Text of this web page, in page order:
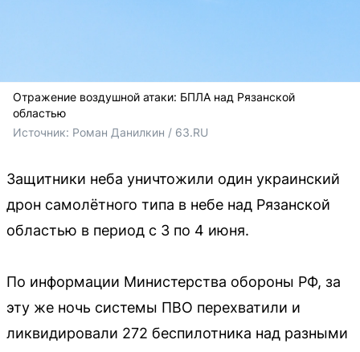
Отражение воздушной атаки: БПЛА над Рязанской
областью
Источник: Роман Данилкин / 63.RU
Защитники неба уничтожили один украинский
дрон самолётного типа в небе над Рязанской
областью в период с 3 по 4 июня.
По информации Министерства обороны РФ, за
эту же ночь системы ПВО перехватили и
ликвидировали 272 беспилотника над разными